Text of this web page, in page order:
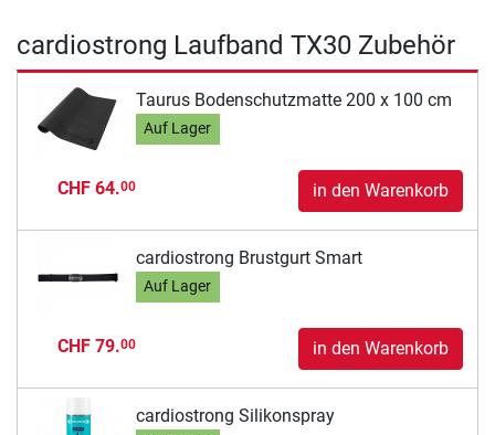
cardiostrong Laufband TX30 Zubehör
Taurus Bodenschutzmatte 200 x 100 cm
Auf Lager
CHF 64.00 in den Warenkorb
cardiostrong Brustgurt Smart
Auf Lager
CHF 79.00 in den Warenkorb
cardiostrong Silikonspray